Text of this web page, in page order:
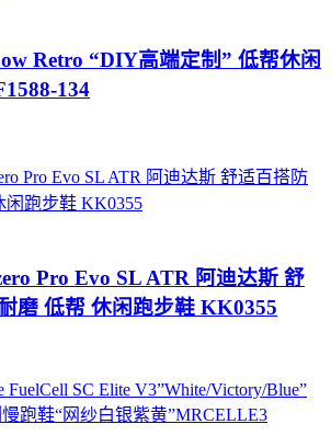
Retro “DIY高端定制” 低帮休闲
134
Pro Evo SL ATR 阿迪达斯 舒
磨 低帮 休闲跑步鞋 KK0355